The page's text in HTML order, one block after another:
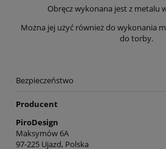
Obręcz wykonana jest z metalu
Można jej użyć również do wykonania
do torby.
Bezpieczeństwo
Producent
PiroDesign
Maksymów 6A
97-225 Ujazd, Polska